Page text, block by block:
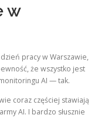
w
pracy w Warszawie,
że wszystko jest
AI — tak.
coraz częściej stawiają
AI. I bardzo słusznie